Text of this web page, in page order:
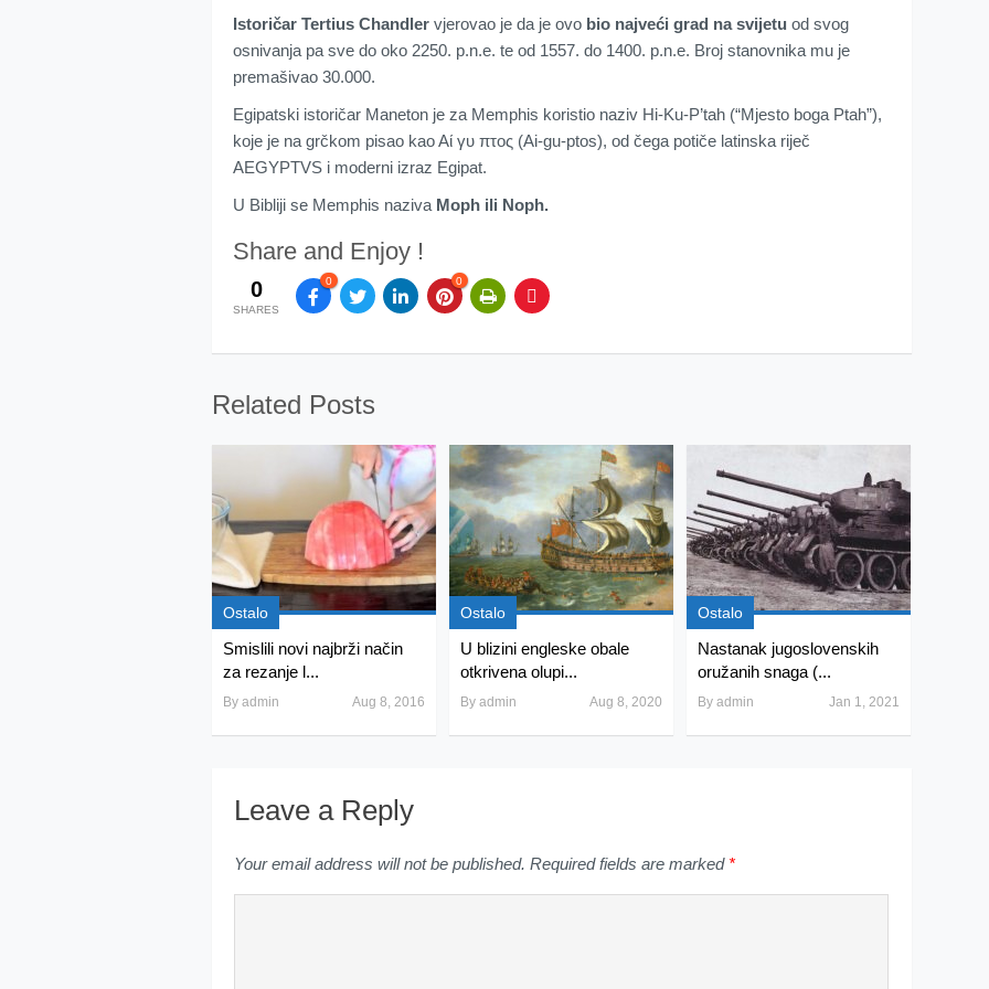
Istoričar Tertius Chandler vjerovao je da je ovo bio najveći grad na svijetu od svog
osnivanja pa sve do oko 2250. p.n.e. te od 1557. do 1400. p.n.e. Broj stanovnika mu je
premašivao 30.000.
Egipatski istoričar Maneton je za Memphis koristio naziv Hi-Ku-P’tah (“Mjesto boga Ptah”),
koje je na grčkom pisao kao Aί γυ πτoς (Ai-gu-ptos), od čega potiče latinska riječ
AEGYPTVS i moderni izraz Egipat.
U Bibliji se Memphis naziva Moph ili Noph.
Share and Enjoy !
0
SHARES
0 0
Related Posts
Ostalo
Smislili novi najbrži način
za rezanje l...
By admin Aug 8, 2016
Ostalo
U blizini engleske obale
otkrivena olupi...
By admin Aug 8, 2020
Ostalo
Nastanak jugoslovenskih
oružanih snaga (...
By admin Jan 1, 2021
Leave a Reply
Your email address will not be published. Required fields are marked *